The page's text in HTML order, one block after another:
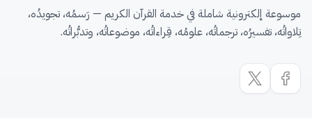
موسوعة إلكترونية شاملة في خدمة القرآن الكريم — رَسمُه، تجويدُه،
تِلاواتُه، تفسيرُه، ترجماتُه، علومُه، قِراءاتُه، موضوعاتُه، وتدبُّراتُه.